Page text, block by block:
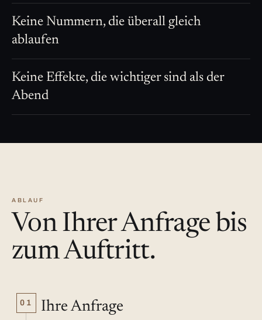
Keine Nummern, die überall gleich
ablaufen
Keine Effekte, die wichtiger sind als der
Abend
ABLAUF
Von Ihrer Anfrage bis
zum Auftritt.
01 Ihre Anfrage